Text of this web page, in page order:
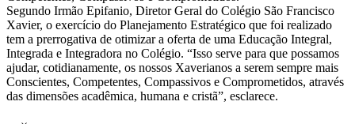
Segundo Irmão Epifanio, Diretor Geral do Colégio São Francisco
Xavier, o exercício do Planejamento Estratégico que foi realizado
tem a prerrogativa de otimizar a oferta de uma Educação Integral,
Integrada e Integradora no Colégio. “Isso serve para que possamos
ajudar, cotidianamente, os nossos Xaverianos a serem sempre mais
Conscientes, Competentes, Compassivos e Comprometidos, através
das dimensões acadêmica, humana e cristã”, esclarece.